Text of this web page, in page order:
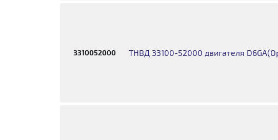
3310052000 ТНВД 33100-52000 двигателя